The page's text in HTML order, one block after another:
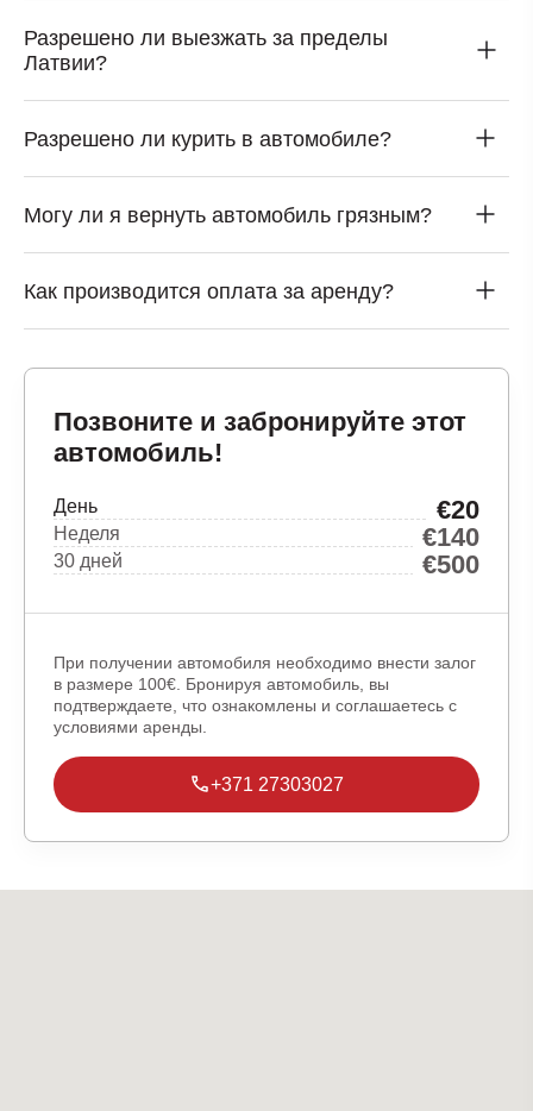
Разрешено ли выезжать за пределы
Латвии?
Разрешено ли курить в автомобиле?
Могу ли я вернуть автомобиль грязным?
Как производится оплата за аренду?
Позвоните и забронируйте этот
автомобиль!
День €20
Неделя €140
30 дней €500
При получении автомобиля необходимо внести залог
в размере 100€. Бронируя автомобиль, вы
подтверждаете, что ознакомлены и соглашаетесь с
условиями аренды.
+371 27303027